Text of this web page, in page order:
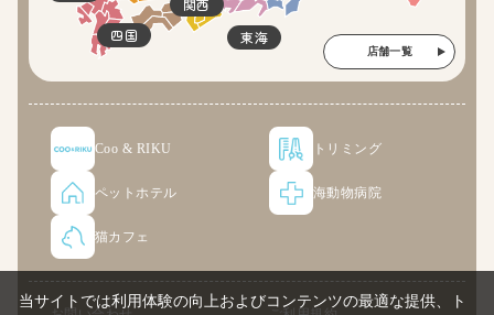
東海
関西
四国
店舗一覧
Coo & RIKU トリミング
ペットホテル 海動物病院
猫カフェ
当サイトでは利用体験の向上およびコンテンツの最適な提供、ト